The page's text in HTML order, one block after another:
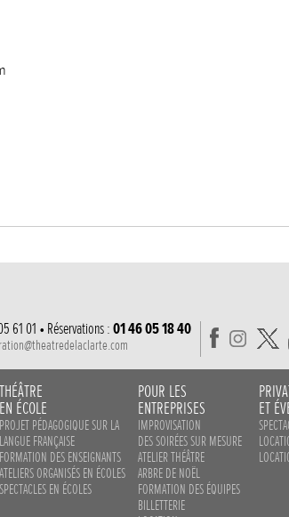
61 01 • Réservations :01 46 05 18 40
THÉÂTRE
EN ÉCOLE
PROJET PÉDAGOGIQUE SUR LA
LANGUE FRANÇAISE
FORMATION DES ENSEIGNANTS
ATELIERS ORGANISÉS EN ÉCOLES
SPECTACLES EN ÉCOLES
POUR LES
ENTREPRISES
IMPROVISATION
DES SOIRÉES SUR MESURE
ATELIER THÉÂTRE
ARBRE DE NOËL
FORMATION DES ÉQUIPES
BILLETTERIE
ET